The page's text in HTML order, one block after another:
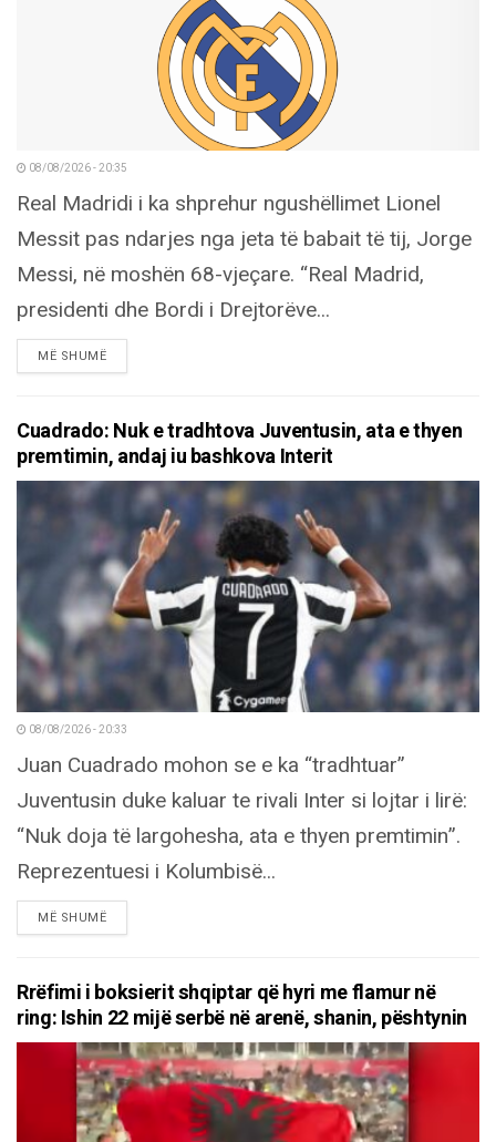
08/08/2026 - 20:35
Real Madridi i ka shprehur ngushëllimet Lionel
Messit pas ndarjes nga jeta të babait të tij, Jorge
Messi, në moshën 68-vjeçare. “Real Madrid,
presidenti dhe Bordi i Drejtorëve...
MË SHUMËDETAILS
Cuadrado: Nuk e tradhtova Juventusin, ata e thyen
premtimin, andaj iu bashkova Interit
08/08/2026 - 20:33
Juan Cuadrado mohon se e ka “tradhtuar”
Juventusin duke kaluar te rivali Inter si lojtar i lirë:
“Nuk doja të largohesha, ata e thyen premtimin”.
Reprezentuesi i Kolumbisë...
MË SHUMËDETAILS
Rrëfimi i boksierit shqiptar që hyri me flamur në
ring: Ishin 22 mijë serbë në arenë, shanin, pështynin